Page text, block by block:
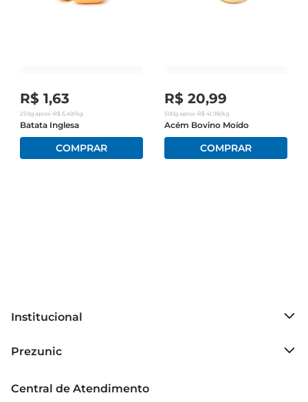
R$ 1,63
250g aprox. •R$ 6,49/kg
Batata Inglesa
R$ 20,99
500gaprox. •R$ 41,98/kg
Acém Bovino Moído
Institucional
Grupo Cencosud
Política de Privacidade
Prezunic
Código de Ética
Central de Atendimento